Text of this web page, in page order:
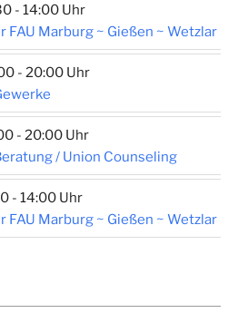
- 14:00 Uhr
Marburg ~ Gießen ~ Wetzlar
- 20:00 Uhr
- 20:00 Uhr
/ Union Counseling
- 14:00 Uhr
Marburg ~ Gießen ~ Wetzlar